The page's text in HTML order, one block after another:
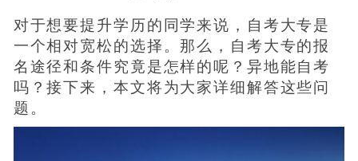
对于想要提升学历的同学来说，自考大专是
一个相对宽松的选择。那么，自考大专的报
名途径和条件究竟是怎样的呢？异地能自考
吗？接下来，本文将为大家详细解答这些问
题。